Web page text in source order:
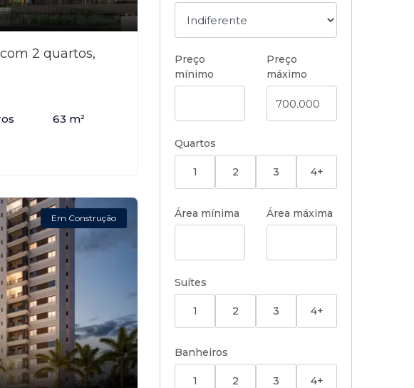
2 quartos,
63 m²
Em Construção
Preço
mínimo
Preço
máximo
Quartos
1 2 3 4+
Área mínima Área máxima
Suítes
1 2 3 4+
Banheiros
1 2 3 4+